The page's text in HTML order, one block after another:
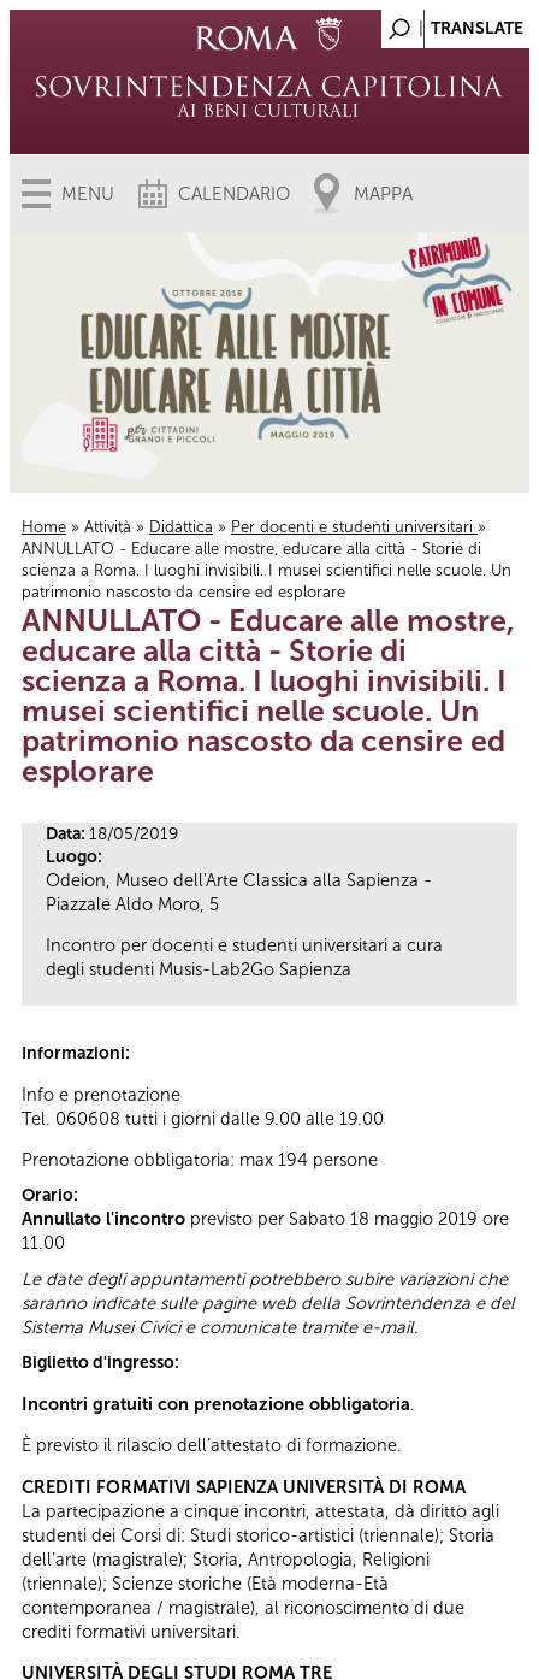
MENU CALENDARIO MAPPA
Tu sei qui
Home » Attività » Didattica » Per docenti e studenti universitari »
ANNULLATO - Educare alle mostre, educare alla città - Storie di
scienza a Roma. I luoghi invisibili. I musei scientifici nelle scuole. Un
patrimonio nascosto da censire ed esplorare
ANNULLATO - Educare alle mostre,
educare alla città - Storie di
scienza a Roma. I luoghi invisibili. I
musei scientifici nelle scuole. Un
patrimonio nascosto da censire ed
esplorare
Data: 18/05/2019
Luogo:
Odeion, Museo dell'Arte Classica alla Sapienza -
Piazzale Aldo Moro, 5
Incontro per docenti e studenti universitari a cura
degli studenti Musis-Lab2Go Sapienza
Informazioni:
Info e prenotazione
Tel. 060608 tutti i giorni dalle 9.00 alle 19.00
Prenotazione obbligatoria: max 194 persone
Orario:
Annullato l'incontro previsto per Sabato 18 maggio 2019 ore
11.00
Le date degli appuntamenti potrebbero subire variazioni che
saranno indicate sulle pagine web della Sovrintendenza e del
Sistema Musei Civici e comunicate tramite e-mail.
Biglietto d'ingresso:
Incontri gratuiti con prenotazione obbligatoria.
È previsto il rilascio dell’attestato di formazione.
CREDITI FORMATIVI SAPIENZA UNIVERSITÀ DI ROMA
La partecipazione a cinque incontri, attestata, dà diritto agli
studenti dei Corsi di: Studi storico-artistici (triennale); Storia
dell’arte (magistrale); Storia, Antropologia, Religioni
(triennale); Scienze storiche (Età moderna-Età
contemporanea / magistrale), al riconoscimento di due
crediti formativi universitari.
UNIVERSITÀ DEGLI STUDI ROMA TRE